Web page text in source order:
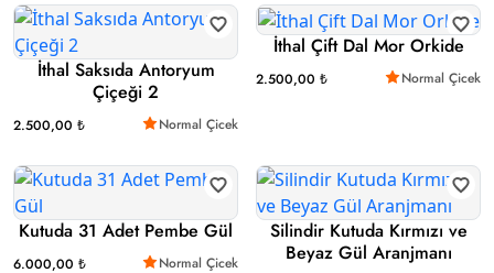
İthal Saksıda Antoryum
Çiçeği 2
2.500,00 ₺ Normal Çicek
İthal Çift Dal Mor Orkide
2.500,00 ₺ Normal Çicek
Kutuda 31 Adet Pembe Gül
6.000,00 ₺ Normal Çicek
Silindir Kutuda Kırmızı ve
Beyaz Gül Aranjmanı